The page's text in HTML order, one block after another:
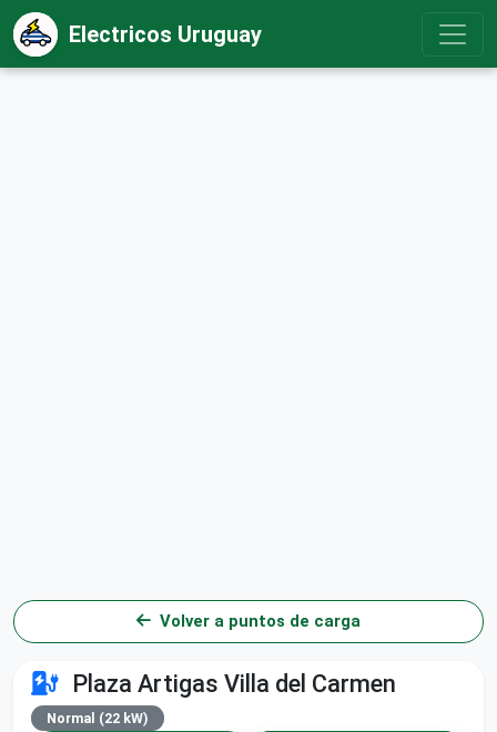
Electricos Uruguay
Volver a puntos de carga
Plaza Artigas Villa del Carmen
Normal (22 kW)